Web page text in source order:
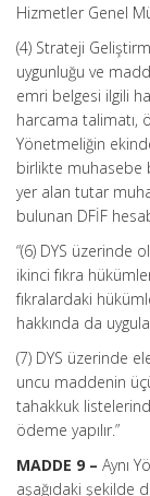
Hizmetler Genel
(4) Strateji
uygunluğu ve
emri belgesi ilgili
harcama talimatı,
Yönetmeliğin
birlikte muhasebe
yer alan tutar
bulunan DFİF
“(6) DYS üzerinde
ikinci fıkra
fıkralardaki
hakkında da
(7) DYS üzerinde
uncu maddenin
tahakkuk
ödeme yapılır.”
MADDE 9 – Aynı
aşağıdaki şekilde